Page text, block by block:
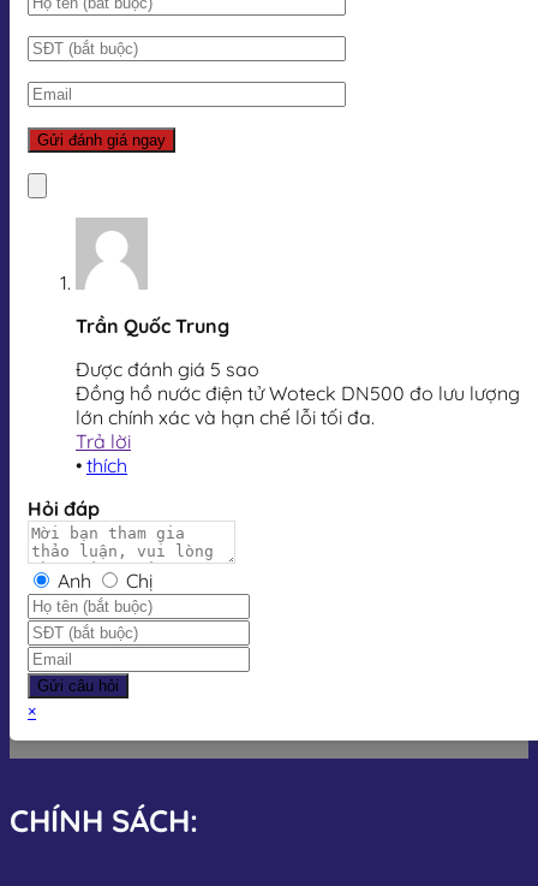
Trần Quốc Trung
Được đánh giá 5 sao
Đồng hồ nước điện tử Woteck DN500 đo lưu lượng
lớn chính xác và hạn chế lỗi tối đa.
Trả lời
• thích
Hỏi đáp
Anh Chị
Gửi câu hỏi
×
CHÍNH SÁCH: